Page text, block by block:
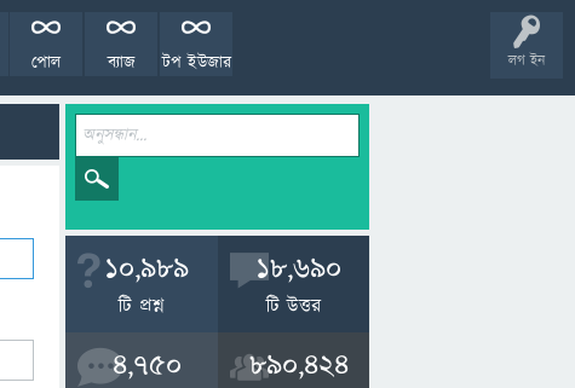
লগ ইন
টপ ইউজার
ব্যাজ
পোল
10,989
টি প্রশ্ন
18,690
টি উত্তর
4,750 890,424